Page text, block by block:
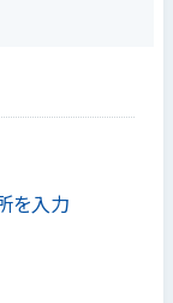
を入力